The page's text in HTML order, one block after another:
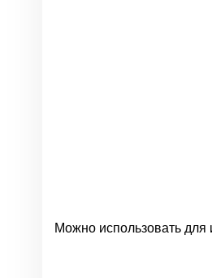
Можно использовать для